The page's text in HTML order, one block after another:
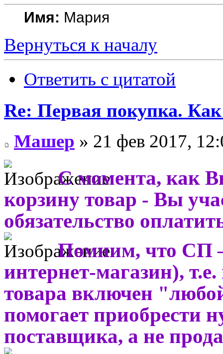
Имя: Мария
Вернуться к началу
Ответить с цитатой
Re: Первая покупка.
Машер » 21 фев 2017,
С момента, как
корзину товар - Вы
обязательство
Помним, что СП
интернет-магазин),
товара включен
помогает приобрести
поставщика, а не